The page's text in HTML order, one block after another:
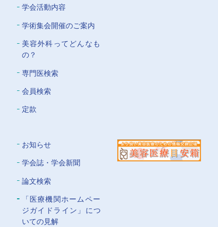
学会活動内容
学術集会開催のご案内
美容外科ってどんなも
の？
専門医検索
会員検索
定款
お知らせ
学会誌・学会新聞
論文検索
「医療機関ホームペー
ジガイドライン」につ
いての⾒解